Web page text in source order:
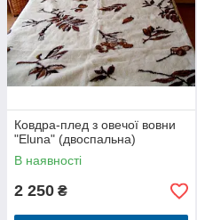
Ковдра-плед з овечої вовни
"Eluna" (двоспальна)
В наявності
2 250 ₴